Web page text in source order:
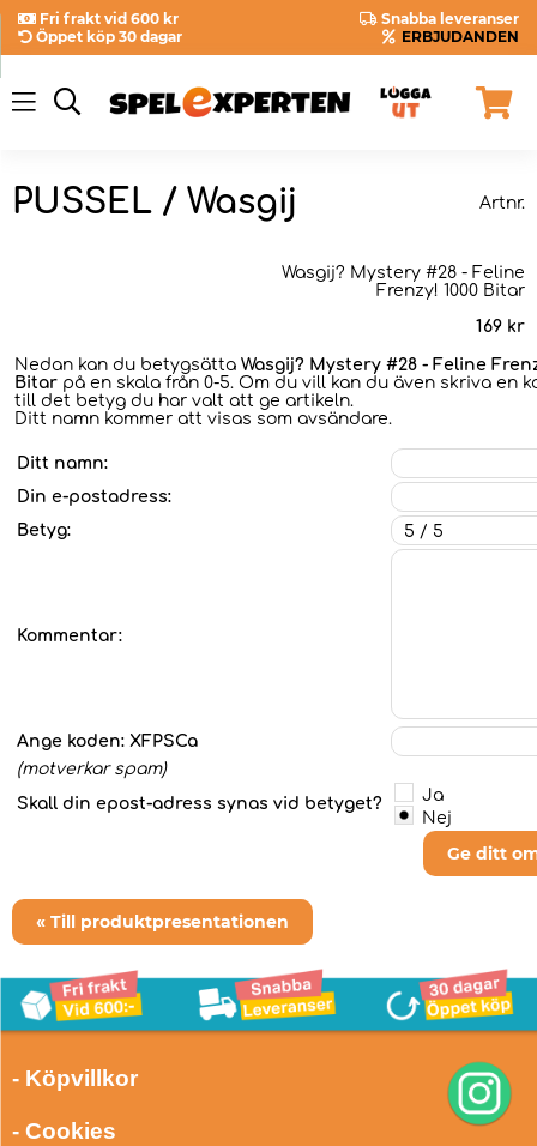
Fri frakt vid 600 kr
Snabba leveranser
Öppet köp 30 dagar
ERBJUDANDEN
PUSSEL / Wasgij Artnr.
Wasgij? Mystery #28 - Feline
Frenzy! 1000 Bitar
169 kr
Nedan kan du betygsätta Wasgij? Mystery #28 - Feline
Bitar på en skala från 0-5. Om du vill kan du även skriva en
till det betyg du har valt att ge artikeln.
Ditt namn kommer att visas som avsändare.
Ditt namn:
Din e-postadress:
Betyg:
Kommentar:
Ange koden: XFPSCa
(motverkar spam)
Skall din epost-adress synas vid betyget?
Ja
Nej
Ge ditt
« Till produktpresentationen
- Köpvillkor
- Cookies